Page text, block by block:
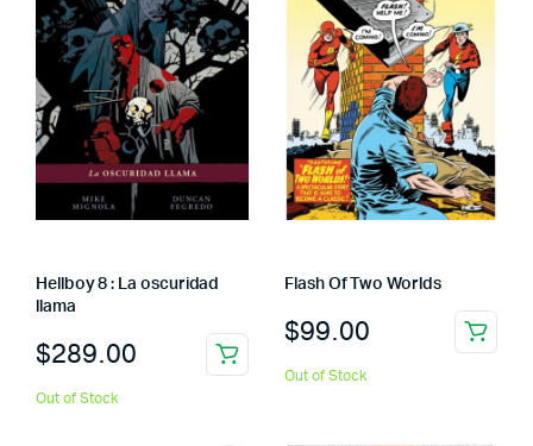
Hellboy 8 : La oscuridad
llama
$289.00
Out of Stock
Flash Of Two Worlds
$99.00
Out of Stock